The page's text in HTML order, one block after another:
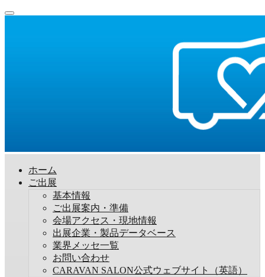
ホーム
ご出展
基本情報
ご出展案内・準備
会場アクセス・現地情報
出展企業・製品データベース
業界メッセ一覧
お問い合わせ
CARAVAN SALON公式ウェブサイト（英語）